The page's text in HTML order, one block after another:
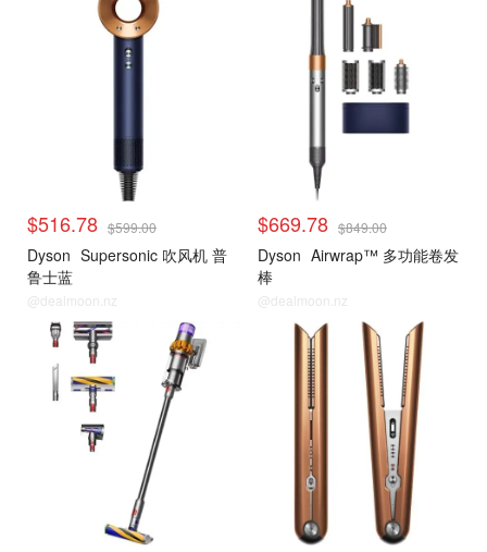
$516.78 $599.00
Dyson Supersonic 吹风机 普
鲁士蓝
@dealmoon.nz
$669.78 $849.00
Dyson Airwrap™ 多功能卷发
棒
@dealmoon.nz